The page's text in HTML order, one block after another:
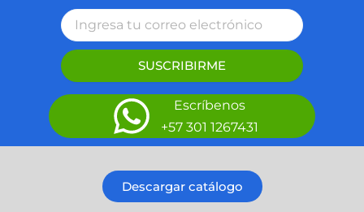
SUSCRIBIRME
Escríbenos
+57 301 1267431
Descargar catálogo